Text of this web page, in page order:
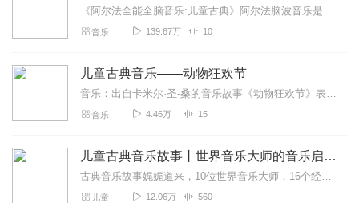
《阿尔法全能全脑音乐:儿童古典》阿尔法脑波音乐是一种灵感音乐，音乐大师把宇宙中，自然界中，以及生命体的所有信息全部溶合在一起，特定的α脑波音频激发相应的脑波，提...
音乐 139.67万 10
儿童古典音乐——动物狂欢节
音乐：出自卡米尔·圣-桑的音乐故事《动物狂欢节》表演：捷克广播交响乐团指挥：安德烈·莱纳德卡米尔·圣-桑，1835年10月9日生于巴黎。作为音乐家，他取得了巨大...
音乐 4.46万 15
儿童古典音乐故事丨世界音乐大师的音乐启蒙
古典音乐故事娓娓道来，10位世界音乐大师，16个经典音乐剧故事，460首交响乐曲给孩子全感官、高起点的音乐启蒙德国金唱片奖获奖作品儿童古典音乐剧大师执笔世界著名...
儿童 12.06万 560